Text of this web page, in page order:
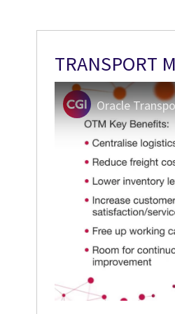
TRANSPORT
Oracle